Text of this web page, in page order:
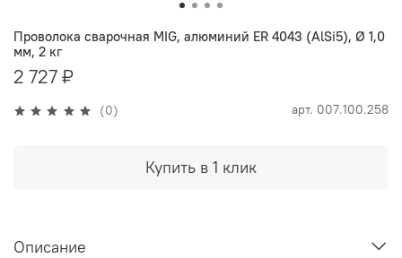
(0) арт. 007.100.258
Проволока сварочная MIG, алюминий ER 4043 (AlSi5), Ø 1,0
мм, 2 кг
2 727 ₽
Купить в 1 клик
Описание